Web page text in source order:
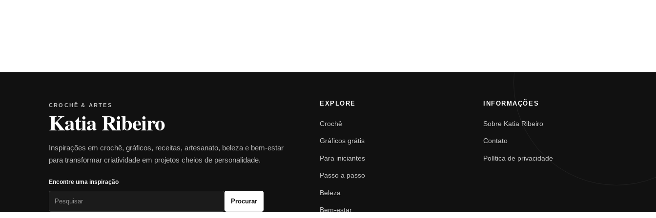
CROCHÊ & ARTES
Katia Ribeiro
Inspirações em crochê, gráficos, receitas, artesanato, beleza e bem-estar
para transformar criatividade em projetos cheios de personalidade.
Encontre uma inspiração
Procurar
EXPLORE
Crochê
Gráficos grátis
Para iniciantes
Passo a passo
Beleza
Bem-estar
INFORMAÇÕES
Sobre Katia Ribeiro
Contato
Política de privacidade